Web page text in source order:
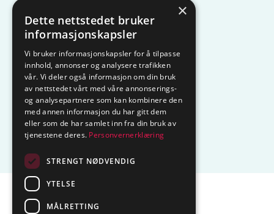
KAMPANJE Komfyrvakt
Belysning Lysstyring
Varmestyring Vannstopp
Frostsikring Smarthus – OP
Centrol
Sentralbord tlf.
×
Dette nettstedet bruker
informasjonskapsler
Vi bruker informasjonskapsler for å tilpasse
innhold, annonser og analysere trafikken
vår. Vi deler også informasjon om din bruk
av nettstedet vårt med våre annonserings-
og analysepartnere som kan kombinere den
med annen informasjon du har gitt dem
eller som de har samlet inn fra din bruk av
tjenestene deres. Personvernerklæring
STRENGT NØDVENDIG
YTELSE
MÅLRETTING